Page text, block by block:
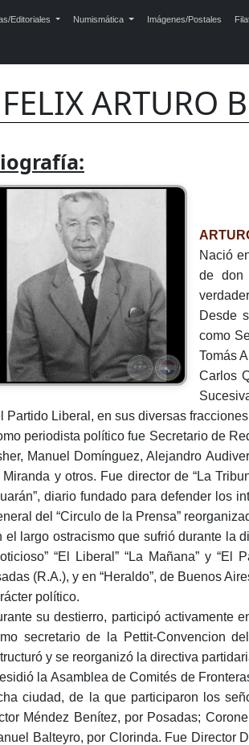
Editoriales Numismática Imágenes/Postales
FELIX ARTURO
Nació
de don
Desde
como
Tomás
Carlos
Partido Liberal, en sus diversas
periodista político fue Secretario de
Manuel Domínguez, Alejandro
Miranda y otros. Fue director de “La
diario fundado para defender los
del “Circulo de la Prensa”
el largo ostracismo que sufrió durante la
“El Liberal” “La Mañana” y “El
(R.A.), y en “Heraldo”, de Buenos
político.
su destierro, participó activamente
secretario de la Pettit-Convencion
y se reorganizó la directiva
la Asamblea de Comités de
ciudad, de la que participaron los
Méndez Benítez, por Posadas;
Balteyro, por Clorinda. Fue Director